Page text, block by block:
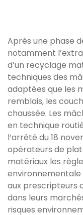
Après une phase
notamment
d’un recyclage
techniques des
adaptées que les
remblais, les
chaussée. Les
en technique
l’arrêté du 18
opérateurs de
matériaux les
environnementale
aux prescripteurs
dans leurs
risques